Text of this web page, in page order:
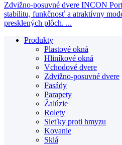
Zdvižno-posuvné dvere INCON
stabilitu, funkčnosť a atraktívny
presklených plôch. ...
Produkty
Plastové okná
Hliníkové okná
Vchodové dvere
Zdvižno-posuvné dvere
Fasády
Parapety
Žalúzie
Rolety
Sieťky proti hmyzu
Kovanie
Sklá